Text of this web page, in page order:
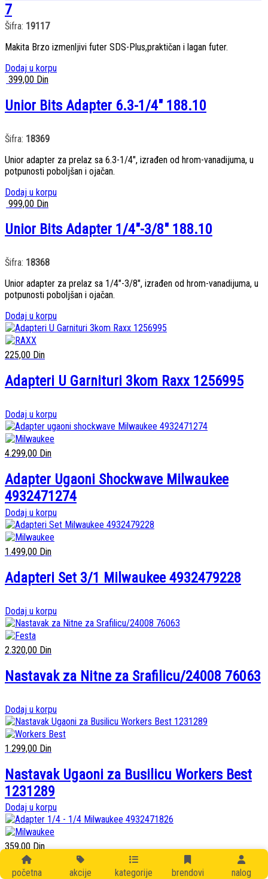
početna akcije kategorije brendovi nalog
7
Šifra: 19117
Makita Brzo izmenljivi futer SDS-Plus,praktičan i lagan futer.
Dodaj u korpu
399,00 Din
Unior Bits Adapter 6.3-1/4″ 188.10
Šifra: 18369
Unior adapter za prelaz sa 6.3-1/4″, izrađen od hrom-vanadijuma, u
potpunosti poboljšan i ojačan.
Dodaj u korpu
999,00 Din
Unior Bits Adapter 1/4″-3/8″ 188.10
Šifra: 18368
Unior adapter za prelaz sa 1/4″-3/8″, izrađen od hrom-vanadijuma, u
potpunosti poboljšan i ojačan.
Dodaj u korpu
225,00 Din
Adapteri U Garnituri 3kom Raxx 1256995
Dodaj u korpu
4.299,00 Din
Adapter Ugaoni Shockwave Milwaukee
4932471274
Dodaj u korpu
1.499,00 Din
Adapteri Set 3/1 Milwaukee 4932479228
Dodaj u korpu
2.320,00 Din
Nastavak za Nitne za Srafilicu/24008 76063
Dodaj u korpu
1.299,00 Din
Nastavak Ugaoni za Busilicu Workers Best
1231289
Dodaj u korpu
359,00Din
Adapter 1/4 – 1/4 Milwaukee 4932471826